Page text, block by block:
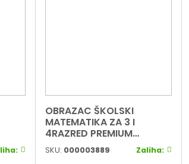
OBRAZAC ŠKOLSKI
MATEMATIKA ZA 3 I
4RAZRED PREMIUM
CONNECT GIRL
SKU: 000003889 Zaliha: